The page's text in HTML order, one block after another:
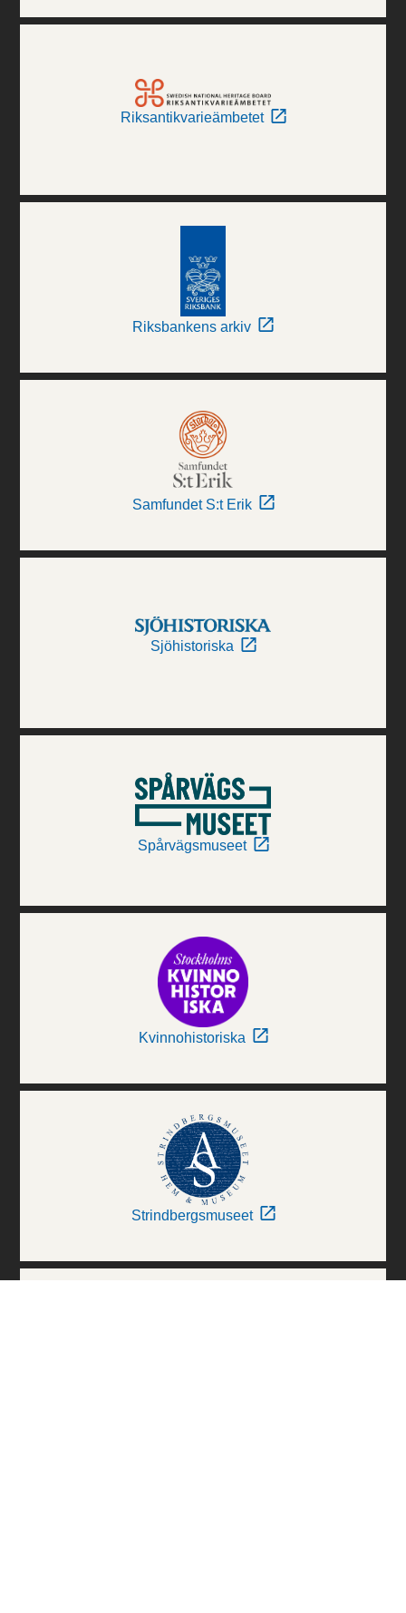
Riksantikvarieämbetet
Riksbankens arkiv
Samfundet S:t Erik
Sjöhistoriska
Spårvägsmuseet
Kvinnohistoriska
Strindbergsmuseet